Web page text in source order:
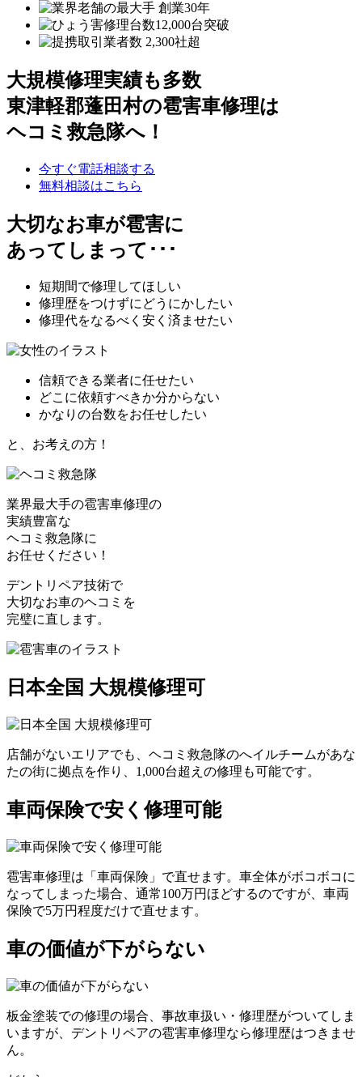
大規模修理実績も多数
東津軽郡蓬田村の雹害車修理は
ヘコミ救急隊へ！
今すぐ電話相談する
無料相談はこちら
大切なお車が雹害に
あってしまって･･･
短期間で修理してほしい
修理歴をつけずにどうにかしたい
修理代をなるべく安く済ませたい
信頼できる業者に任せたい
どこに依頼すべきか分からない
かなりの台数をお任せしたい
と、お考えの方！
業界最大手の雹害車修理の
実績豊富な
ヘコミ救急隊に
お任せください！
デントリペア技術で
大切なお車のヘコミを
完璧に直します。
日本全国 大規模修理可
店舗がないエリアでも、ヘコミ救急隊のへイルチームがあな
たの街に拠点を作り、1,000台超えの修理も可能です。
車両保険で安く修理可能
雹害車修理は「車両保険」で直せます。車全体がボコボコに
なってしまった場合、通常100万円ほどするのですが、車両
保険で5万円程度だけで直せます。
車の価値が下がらない
板金塗装での修理の場合、事故車扱い・修理歴がついてしま
いますが、デントリペアの雹害車修理なら修理歴はつきませ
ん。